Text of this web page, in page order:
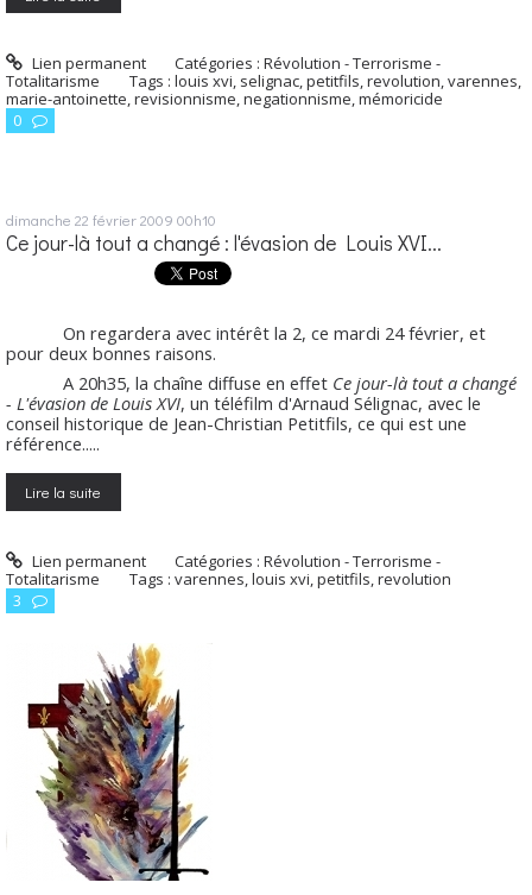
Lien permanent Catégories :Révolution - Terrorisme -
Totalitarisme
Tags : louis xvi, selignac,petitfils,revolution,varennes,
marie-antoinette,revisionnisme,negationnisme,mémoricide
0
dimanche 22 février 2009 00h10
Ce jour-là tout a changé : l'évasion de Louis XVI...
On regardera avec intérêt la 2, ce mardi 24 février, et
pour deux bonnes raisons.
A 20h35, la chaîne diffuse en effet Ce jour-là tout a changé
- L'évasion de Louis XVI, un téléfilm d'Arnaud Sélignac, avec le
conseil historique de Jean-Christian Petitfils, ce qui est une
référence.....
Lire la suite
Lien permanent Catégories :Révolution - Terrorisme -
Totalitarisme
Tags : varennes,louis xvi,petitfils,revolution
3